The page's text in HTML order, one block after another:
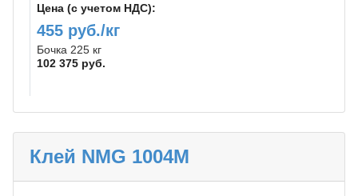
Цена (с учетом НДС):
455 руб./кг
Бочка 225 кг
102 375 руб.
Клей NMG 1004М